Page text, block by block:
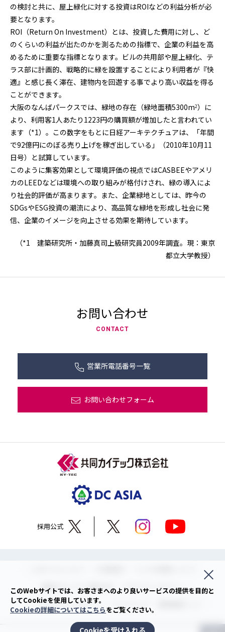
の検討と共に、屋上緑化に対する投資はROIなどの利益分析が必
要となります。
ROI（Return On Investment）とは、投資した費用に対し、ど
のくらいの利益が出たのかを測るための指標で、企業の利益を高
めるために重要な指標となります。ビルの共用部や屋上緑化、テ
ラス部に計画的、戦略的に緑を設置することにより利用者が『快
適』と感じ長く滞在、建物内を回遊する事でより高い収益を得る
ことができます。
大阪のなんばパークスでは、緑地の存在（緑地面積5300m2）に
より、利用客1人あたり1223円の購買額が増加したと言われてい
ます（*1）。この数字をもとに日経アーキテクチュアは、「年間
で92億円にのぼる売り上げを稼ぎ出している」（2010年10月11
日号）と試算しています。
このように集客効果として環境評価の視点ではCASBEEやアメリ
カのLEEDなどは環境への取り組みが格付けされ、緑の導入によ
り社会的評価が高まります。また、企業緑地としては、昨今の
SDGsやESG投資の潮流により、高品質な緑地を形成し社会に発
信、企業のイメージを向上させる効果を期待しています。
（*1 建築研究所・加藤真司上級研究員2009年調査。現：東京
都立大学教授）
お問い合わせ
CONTACT
営業所電話番号一覧
お問い合わせフォーム
採用公式
情報セキュリティ基本方針 プライバシーポリシー
ソーシャルメディアポリシー
このWebサイトでは、お客さまへのより良いサービスの提供を目的と
してCookieを使用しています。
Cookieの詳細についてはこちらをご覧ください。
Cookieを受け入れる